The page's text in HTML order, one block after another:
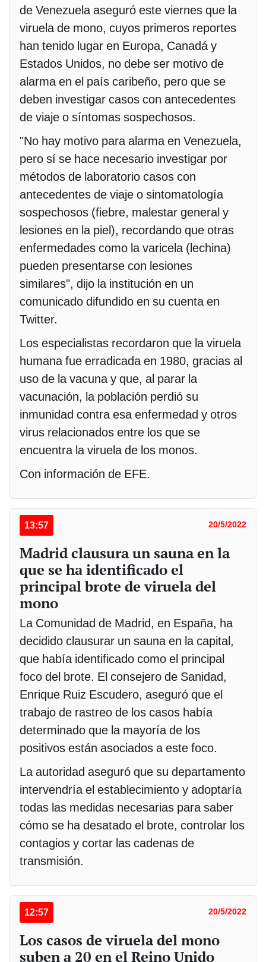
de Venezuela aseguró este viernes que la
viruela de mono, cuyos primeros reportes
han tenido lugar en Europa, Canadá y
Estados Unidos, no debe ser motivo de
alarma en el país caribeño, pero que se
deben investigar casos con antecedentes
de viaje o síntomas sospechosos.
"No hay motivo para alarma en Venezuela,
pero sí se hace necesario investigar por
métodos de laboratorio casos con
antecedentes de viaje o sintomatología
sospechosos (fiebre, malestar general y
lesiones en la piel), recordando que otras
enfermedades como la varicela (lechina)
pueden presentarse con lesiones
similares", dijo la institución en un
comunicado difundido en su cuenta en
Twitter.
Los especialistas recordaron que la viruela
humana fue erradicada en 1980, gracias al
uso de la vacuna y que, al parar la
vacunación, la población perdió su
inmunidad contra esa enfermedad y otros
virus relacionados entre los que se
encuentra la viruela de los monos.
Con información de EFE.
13:57 20/5/2022
Madrid clausura un sauna en la
que se ha identificado el
principal brote de viruela del
mono
La Comunidad de Madrid, en España, ha
decidido clausurar un sauna en la capital,
que había identificado como el principal
foco del brote. El consejero de Sanidad,
Enrique Ruiz Escudero, aseguró que el
trabajo de rastreo de los casos había
determinado que la mayoría de los
positivos están asociados a este foco.
La autoridad aseguró que su departamento
intervendría el establecimiento y adoptaría
todas las medidas necesarias para saber
cómo se ha desatado el brote, controlar los
contagios y cortar las cadenas de
transmisión.
12:57 20/5/2022
Los casos de viruela del mono
suben a 20 en el Reino Unido